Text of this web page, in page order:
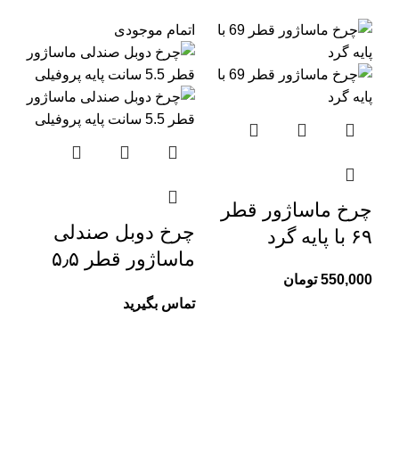
چرخ ماساژور قطر
۶۹ با پایه گرد
550,000 تومان
اتمام موجودی
چرخ دوبل صندلی
ماساژور قطر ۵٫۵
تماس بگیرید